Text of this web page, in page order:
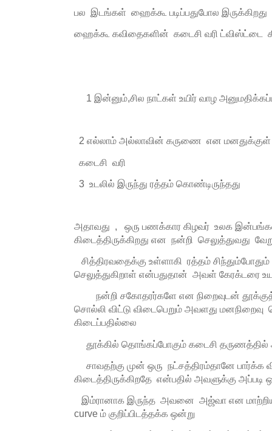
பல இடங்கள் ஹைக்கூ படிப்பதுபோல இருக்கிறது
ஹைக்கூ கவிதைகளின் கடைசி வரி ட்விஸ்ட்டை
1 இன்னும்,சில நாட்கள் உயிர் வாழ
2 எல்லாம் அல்லாவின் கருணை என
கடைசி வரி
3 உடலில் இருந்து ரத்தம் கொண்டிருந்தது
அதாவது , ஒரு பணக்கார கிழவர் உலக
கிடைத்திருக்கிறது என நன்றி செலுத்துவது
சித்திரவதைக்கு உள்ளாகி ரத்தம்
செலுத்துகிறாள் என்பதுதான் அவள் கேரக்டரை
நன்றி சகோதரர்களே என நிறைவுடன்
சொல்லி விட்டு விடைபெறும் அவளது மனநிறைவு
கிடைப்பதில்லை
தூக்கில் தொங்கப்போகும் கடைசி தருணத்தில்
சாவதற்கு முன் ஒரு நட்சத்திரம்தானே பார்க்க
கிடைத்திருக்கிறதே என்பதில் அவளுக்கு அப்படி
இம்ரானாக இருந்த அவனை அஜ்வா என
curve ம் குறிப்பிடத்தக்க ஒன்று